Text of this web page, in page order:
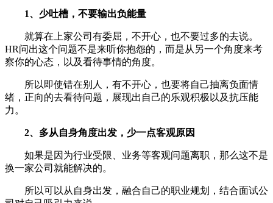
1、少吐槽，不要输出负能量
就算在上家公司有委屈，不开心，也不要过多的去说。
HR问出这个问题不是来听你抱怨的，而是从另一个角度来考
察你的心态，以及看待事情的角度。
所以即使错在别人，有不开心，也要将自己抽离负面情
绪，正向的去看待问题，展现出自己的乐观积极以及抗压能
力。
2、多从自身角度出发，少一点客观原因
如果是因为行业受限、业务等客观问题离职，那么这不是
换一家公司就能解决的。
所以可以从自身出发，融合自己的职业规划，结合面试公